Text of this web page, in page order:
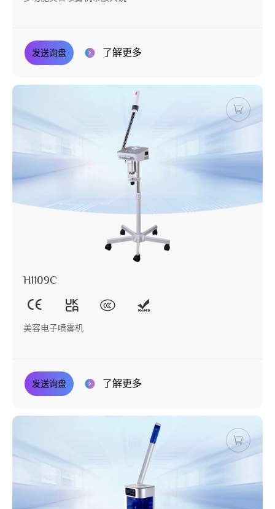
发送询盘 了解更多
H1109C
美容电子喷雾机
发送询盘 了解更多